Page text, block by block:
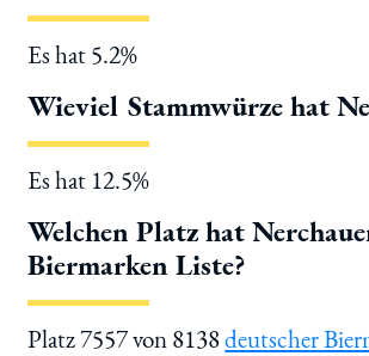
Es hat 5.2%
Wieviel Stammwürze hat
Es hat 12.5%
Welchen Platz hat
Biermarken Liste?
Platz 7557 von 8138deutscher